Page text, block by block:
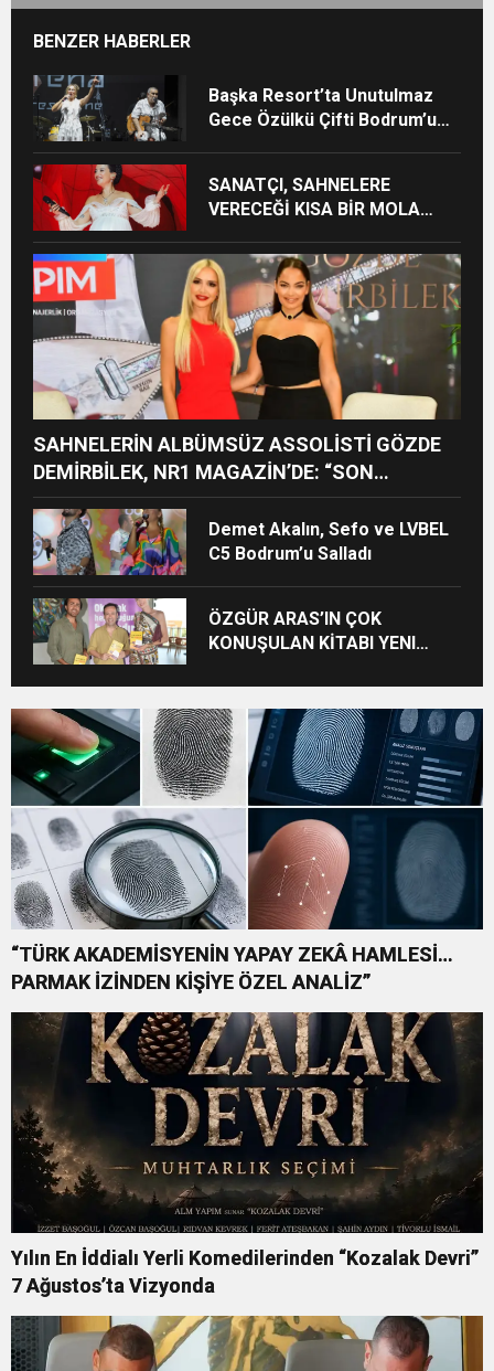
BENZER HABERLER
Başka Resort’ta Unutulmaz
Gece Özülkü Çifti Bodrum’u
SANATÇI, SAHNELERE
VERECEĞİ KISA BİR MOLA
KEZ HARBİYE’DE OLACAK!
SAHNELERİN ALBÜMSÜZ ASSOLİSTİ GÖZDE
DEMİRBİLEK, NR1 MAGAZİN’DE: “SON
ASSOLİST OLARAK VAR OLACAĞIM!”
Demet Akalın, Sefo ve LVBEL
C5 Bodrum’u Salladı
ÖZGÜR ARAS’IN ÇOK
KONUŞULAN KİTABI YENI
COLLECTION BODRUM’DA
KUTLADI
“TÜRK AKADEMİSYENİN YAPAY ZEKÂ HAMLESİ…
PARMAK İZİNDEN KİŞİYE ÖZEL ANALİZ”
Yılın En İddialı Yerli Komedilerinden “Kozalak Devri”
7 Ağustos’ta Vizyonda